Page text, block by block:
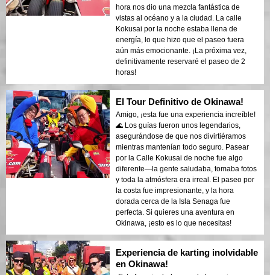
hora nos dio una mezcla fantástica de
vistas al océano y a la ciudad. La calle
Kokusai por la noche estaba llena de
energía, lo que hizo que el paseo fuera
aún más emocionante. ¡La próxima vez,
definitivamente reservaré el paseo de 2
horas!
El Tour Definitivo de Okinawa!
Amigo, ¡esta fue una experiencia increíble!
🌊 Los guías fueron unos legendarios,
asegurándose de que nos divirtiéramos
mientras mantenían todo seguro. Pasear
por la Calle Kokusai de noche fue algo
diferente—la gente saludaba, tomaba fotos
y toda la atmósfera era irreal. El paseo por
la costa fue impresionante, y la hora
dorada cerca de la Isla Senaga fue
perfecta. Si quieres una aventura en
Okinawa, ¡esto es lo que necesitas!
Experiencia de karting inolvidable
en Okinawa!